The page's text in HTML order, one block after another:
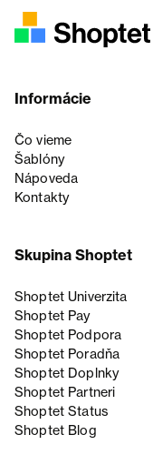
Informácie
Čo vieme
Šablóny
Nápoveda
Kontakty
Skupina Shoptet
Shoptet Univerzita
Shoptet Pay
Shoptet Podpora
Shoptet Poradňa
Shoptet Doplnky
Shoptet Partneri
Shoptet Status
Shoptet Blog